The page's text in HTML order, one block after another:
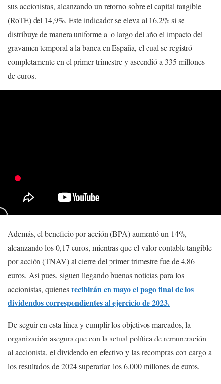
sus accionistas, alcanzando un retorno sobre el capital tangible
(RoTE) del 14,9%. Este indicador se eleva al 16,2% si se
distribuye de manera uniforme a lo largo del año el impacto del
gravamen temporal a la banca en España, el cual se registró
completamente en el primer trimestre y ascendió a 335 millones
de euros.
Además, el beneficio por acción (BPA) aumentó un 14%,
alcanzando los 0,17 euros, mientras que el valor contable tangible
por acción (TNAV) al cierre del primer trimestre fue de 4,86
euros. Así pues, siguen llegando buenas noticias para los
accionistas, quienesrecibirán en mayo el pago final de los
dividendos correspondientes al ejercicio de 2023.
De seguir en esta línea y cumplir los objetivos marcados, la
organización asegura que con la actual política de remuneración
al accionista, el dividendo en efectivo y las recompras con cargo a
los resultados de 2024 superarían los 6.000 millones de euros.